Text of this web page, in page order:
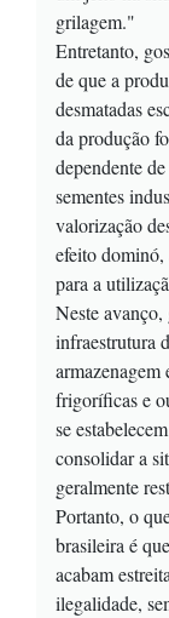
grilagem."
Entretanto,
de que a
desmatadas
da produção
dependente
sementes
valorização
efeito dominó,
para a
Neste
infraestrutura
armazenagem
frigoríficas e
se
consolidar a
geralmente
Portanto, o
brasileira é
acabam
ilegalidade,